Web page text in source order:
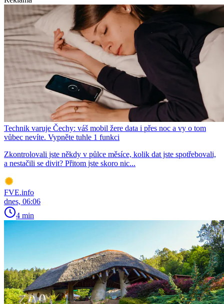
Technik varuje Čechy: váš mobil žere data i přes noc a vy o tom
vůbec nevíte. Vypněte tuhle 1 funkci
Zkontrolovali jste někdy v půlce měsíce, kolik dat jste spotřebovali,
a nestačili se divit? Přitom jste skoro nic...
FVE.info
dnes, 06:06
4 min